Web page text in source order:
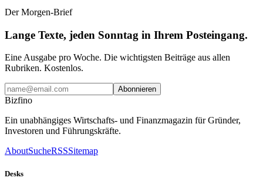
Der Morgen-Brief
Lange Texte, jeden Sonntag in Ihrem Posteingang.
Eine Ausgabe pro Woche. Die wichtigsten Beiträge aus allen
Rubriken. Kostenlos.
Abonnieren
Bizfino
Ein unabhängiges Wirtschafts- und Finanzmagazin für Gründer,
Investoren und Führungskräfte.
AboutSucheRSSSitemap
Desks